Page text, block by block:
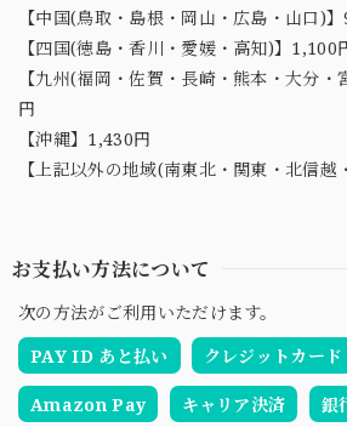
【中国(鳥取・島根・岡山・広島・山口)
【四国(徳島・香川・愛媛・高知)】1,100
【九州(福岡・佐賀・長崎・熊本・大分
円
【沖縄】1,430円
【上記以外の地域(南東北・関東・北信
お支払い方法について
次の方法がご利用いただけます。
PAY ID あと払い
クレジットカード
Amazon Pay キャリア決済 銀